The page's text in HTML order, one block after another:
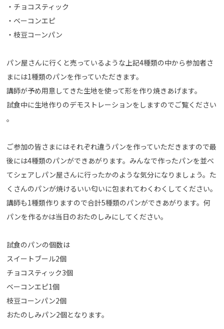
・チョコスティック
・ベーコンエピ
・枝豆コーンパン
パン屋さんに行くと売っているような上記4種類の中から参加者さ
まには1種類のパンを作っていただきます。
講師が予め用意してきた生地を使って形を作り焼きあげます。
試食中に生地作りのデモストレーションをしますのでご覧ください
。
ご参加の皆さまにはそれぞれ違うパンを作っていただきますので最
後には4種類のパンができあがります。みんなで作ったパンを並べ
てシェアしパン屋さんに行ったかのような気分になりましょう。た
くさんのパンが焼けるいい匂いに包まれてわくわくしてください。
講師も1種類作りますので合計5種類のパンができあがります。何
パンを作るかは当日のおたのしみにしてください。
試食のパンの個数は
スイートブール2個
チョコスティック3個
ベーコンエピ1個
枝豆コーンパン2個
おたのしみパン2個となります。